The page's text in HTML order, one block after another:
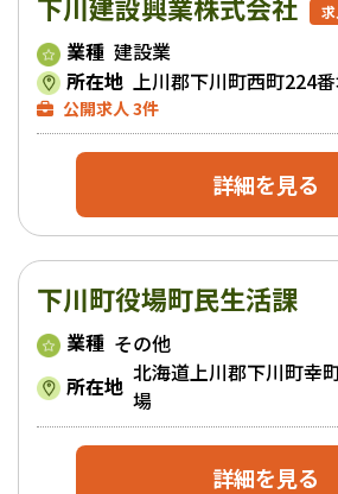
業種 建設業
所在地 上川郡下川町西町224
公開求人 3件
詳細を見る
下川町役場町民生活課
業種 その他
所在地 北海道上川郡下川町幸
場
詳細を見る